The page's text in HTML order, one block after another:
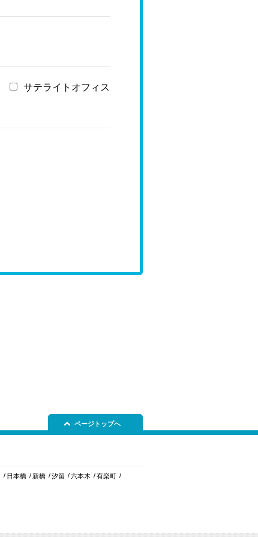
サテライトオフィス
ページトップへ
日本橋 新橋 汐留 六本木
有楽町